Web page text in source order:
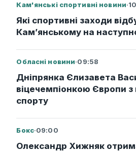
Кам'янські спортивні новини·
Які спортивні заходи
Кам’янському на
Обласні новини·09:58
Дніпрянка Єлизавета
віцечемпіонкою Європи з
спорту
Бокс·09:00
Олександр Хижняк